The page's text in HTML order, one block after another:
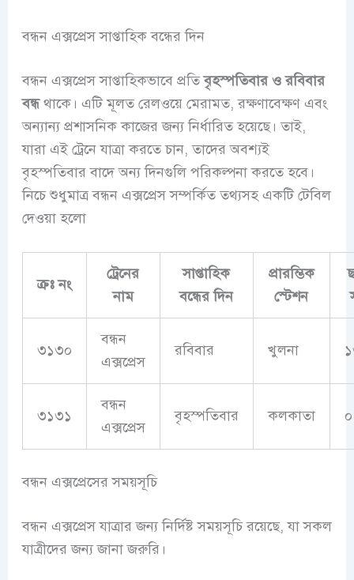
বন্ধন এক্সপ্রেস সাপ্তাহিক বন্ধের দিন
বন্ধন এক্সপ্রেস সাপ্তাহিকভাবে প্রতিবৃহস্পতিবার ও রবিবার
বন্ধথাকে। এটি মূলত রেলওয়ে মেরামত, রক্ষণাবেক্ষণ এবং
অন্যান্য প্রশাসনিক কাজের জন্য নির্ধারিত হয়েছে। তাই,
যারা এই ট্রেনে যাত্রা করতে চান, তাদের অবশ্যই
বৃহস্পতিবার বাদে অন্য দিনগুলি পরিকল্পনা করতে হবে।
নিচে শুধুমাত্র বন্ধন এক্সপ্রেস সম্পর্কিত তথ্যসহ একটি টেবিল
দেওয়া হলো
ক্রঃ নং
ট্রেনের
নাম
সাপ্তাহিক
বন্ধের দিন
প্রারম্ভিক
স্টেশন
৩১৩০
বন্ধন
এক্সপ্রেস
রবিবার খুলনা
৩১৩১
বন্ধন
এক্সপ্রেস
বৃহস্পতিবার কলকাতা
বন্ধন এক্সপ্রেসের সময়সূচি
বন্ধন এক্সপ্রেস যাত্রার জন্য নির্দিষ্ট সময়সূচি রয়েছে, যা সকল
যাত্রীদের জন্য জানা জরুরি।